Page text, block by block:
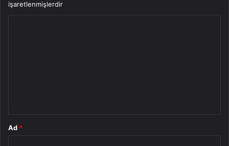
işaretlenmişlerdir
Ad *